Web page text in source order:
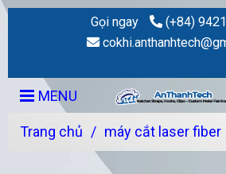
Gọi ngay
(+84)
MENU
Trang chủ / máy cắt laser fiber